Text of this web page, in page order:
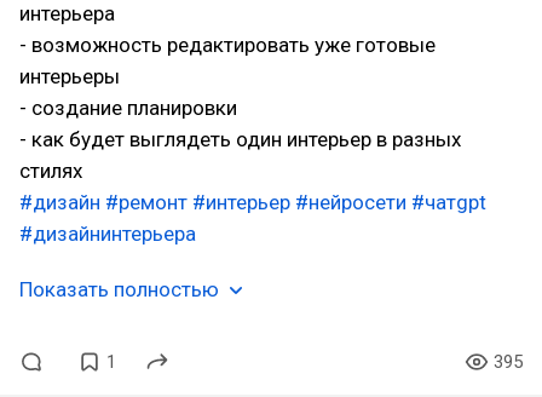
интерьера⠀
- возможность редактировать уже готовые
интерьеры⠀
- создание планировки⠀
- как будет выглядеть один интерьер в разных
стилях
#дизайн #ремонт #интерьер #нейросети #чатgpt
#дизайнинтерьера
Показать полностью
1 395